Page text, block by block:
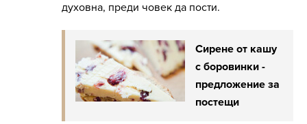
духовна, преди човек да пости.
Сирене от кашу
с боровинки -
предложение за
постещи